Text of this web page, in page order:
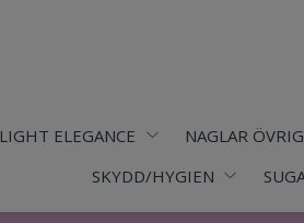
LIGHT ELEGANCE NAGLAR
SKYDD/HYGIEN